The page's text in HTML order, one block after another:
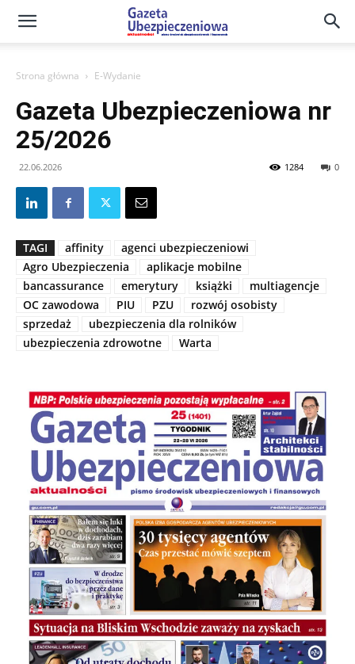
Gazeta
Portal
Strona główna E-Wydanie
Gazeta Ubezpieczeniowa nr
25/2026
22.06.2026 0
1284
TAGI affinity
agenci ubezpieczeniowi
Agro Ubezpieczenia
aplikacje mobilne
bancassurance
emerytury książki
multiagencje
OC zawodowa
PIU PZU
rozwój osobisty
sprzedaż
ubezpieczenia dla rolników
ubezpieczenia zdrowotne
Warta